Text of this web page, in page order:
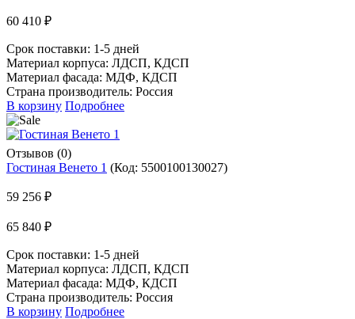
60 410 ₽
Срок поставки: 1-5 дней
Материал корпуса: ЛДСП, КДСП
Материал фасада: МДФ, КДСП
Страна производитель: Россия
В корзину Подробнее
Отзывов (0)
Гостиная Венето 1 (Код: 5500100130027)
59 256 ₽
65 840 ₽
Срок поставки: 1-5 дней
Материал корпуса: ЛДСП, КДСП
Материал фасада: МДФ, КДСП
Страна производитель: Россия
В корзину Подробнее